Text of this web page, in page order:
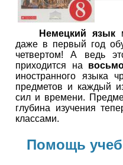
Немецкий язык
даже в первый год
четвертом! А ведь
приходится на
иностранного языка
предметов и каждый
сил и времени.
глубина изучения
классами.
Помощь